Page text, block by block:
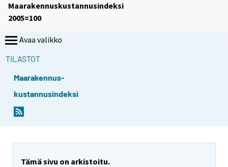
Maarakennuskustannusindeksi
2005=100
Avaa valikko
TILASTOT
Maarakennus-
kustannusindeksi
Tämä sivu on arkistoitu.